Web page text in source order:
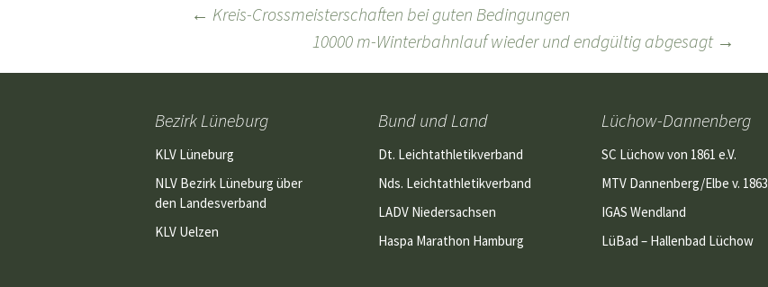
Beitragsnavigation
← Kreis-Crossmeisterschaften bei guten Bedingungen
10000 m-Winterbahnlauf wieder und endgültig abgesagt →
Bezirk Lüneburg
KLV Lüneburg
NLV Bezirk Lüneburg über
den Landesverband
KLV Uelzen
Bund und Land
Dt. Leichtathletikverband
Nds. Leichtathletikverband
LADV Niedersachsen
Haspa Marathon Hamburg
Lüchow-Dannenberg
SC Lüchow von 1861 e.V.
MTV Dannenberg/Elbe v. 1863
IGAS Wendland
LüBad – Hallenbad Lüchow